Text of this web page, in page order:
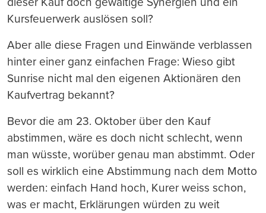
Kursfeuerwerk auslösen soll?
Aber alle diese Fragen und Einwände verblassen
hinter einer ganz einfachen Frage: Wieso gibt
Sunrise nicht mal den eigenen Aktionären den
Kaufvertrag bekannt?
Bevor die am 23. Oktober über den Kauf
abstimmen, wäre es doch nicht schlecht, wenn
man wüsste, worüber genau man abstimmt. Oder
soll es wirklich eine Abstimmung nach dem Motto
werden: einfach Hand hoch, Kurer weiss schon,
was er macht, Erklärungen würden zu weit